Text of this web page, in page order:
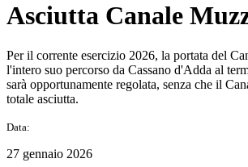
Asciutta Canale
Per il corrente esercizio 2026, la portata del
l'intero suo percorso da Cassano d'Adda al
sarà opportunamente regolata, senza che il
totale asciutta.
Data:
27 gennaio 2026